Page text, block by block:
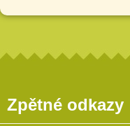
Zpětné odkazy